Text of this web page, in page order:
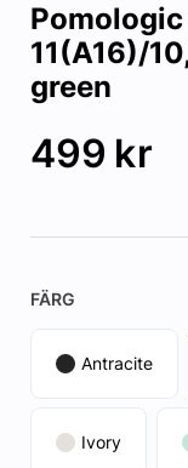
11(A16)/
green
499 kr
FÄRG
Antracite
Ivory